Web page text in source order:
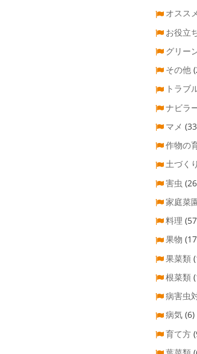
オスス
お役立
グリー
その他
トラブ
ナビラ
マメ
作物の
土づくり
害虫
家庭菜
料理
果物
果菜類
根菜類
病害虫
病気 (6)
育て方